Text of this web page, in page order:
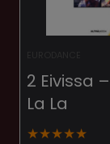
2 Eivissa
La La
★★★★★